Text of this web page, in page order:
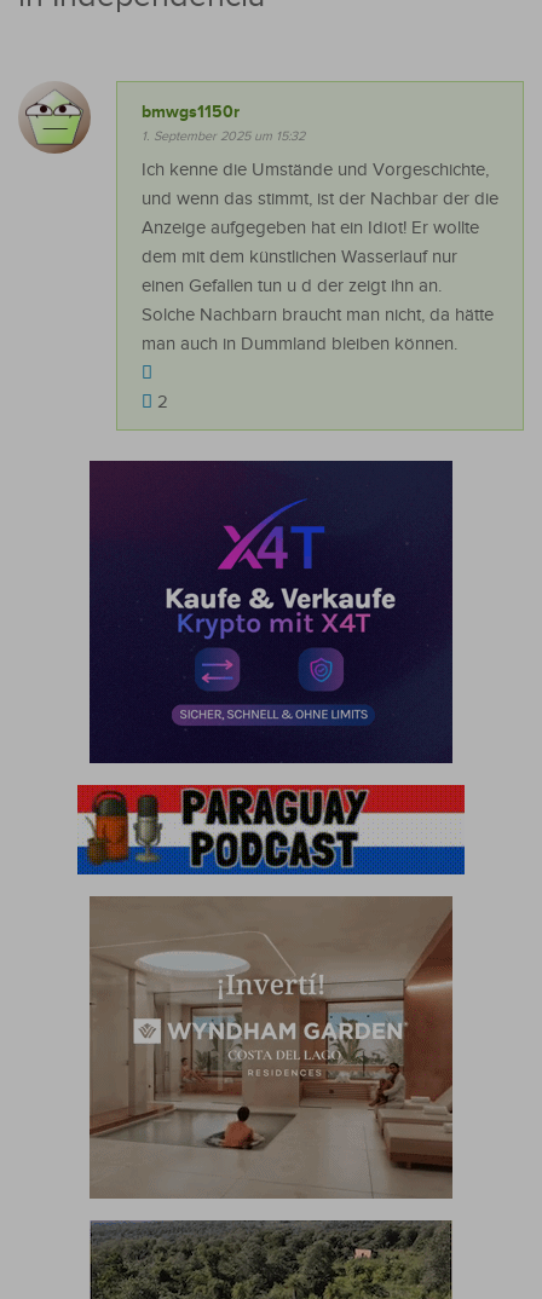
bmwgs1150r
1. September 2025 um 15:32
Ich kenne die Umstände und Vorgeschichte,
und wenn das stimmt, ist der Nachbar der die
Anzeige aufgegeben hat ein Idiot! Er wollte
dem mit dem künstlichen Wasserlauf nur
einen Gefallen tun u d der zeigt ihn an.
Solche Nachbarn braucht man nicht, da hätte
man auch in Dummland bleiben können.
2